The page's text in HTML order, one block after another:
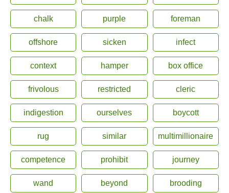
chalk purple foreman
offshore sicken infect
context hamper box office
frivolous restricted cleric
indigestion ourselves boycott
rug similar multimillionaire
competence prohibit journey
wand beyond brooding